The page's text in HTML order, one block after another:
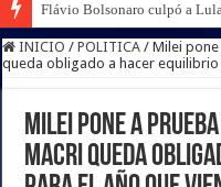
Flávio Bolsonaro culpó a
INICIO / POLITICA / Milei
queda obligado a hacer equilibrio
Milei pone a
Macri queda